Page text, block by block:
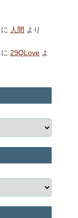
に 人間 より
に 29QLove よ